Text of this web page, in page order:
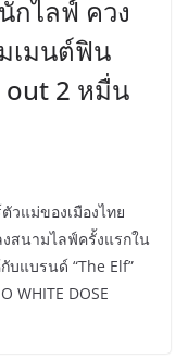
กไลฟ์ ควง
เมนต์ฟิน
out 2 หมื่น
วแม่ของเมืองไทย
งสนามไลฟ์ครั้งแรกใน
บแบรนด์ “The Elf”
WHITE DOSE